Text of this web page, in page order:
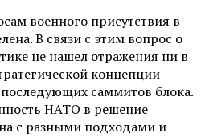
военного присутствия в
В связи с этим вопрос о
не нашел отражения ни в
концепции
саммитов блока.
НАТО в решение
с разными подходами и